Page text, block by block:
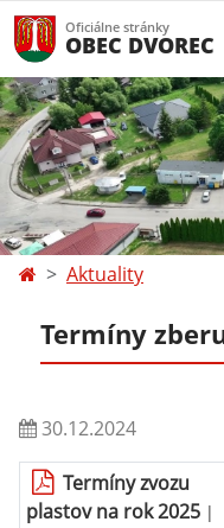
Oficiálne stránky
OBEC DVOREC
Aktuality
Termíny
30.12.2024
Termíny zvozu
plastov na rok 2025 |